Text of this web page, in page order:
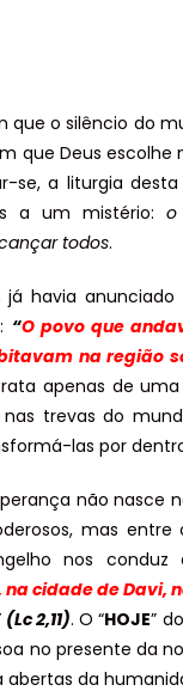
que o silêncio do
que Deus escolhe
se, a liturgia
a um mistério: o
todos.
já havia
“O povo que
na região
apenas de
nas trevas do
las por
não nasce
mas
nos
na cidade de Davi,
(Lc 2,11). O “HOJE”
no presente da
abertas da